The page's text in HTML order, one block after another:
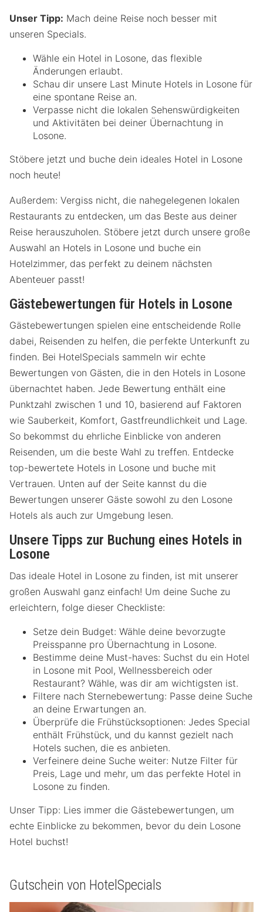
Unser Tipp: Mach deine Reise noch besser mit
unseren Specials.
Wähle ein Hotel in Losone, das flexible
Änderungen erlaubt.
Schau dir unsere Last Minute Hotels in Losone für
eine spontane Reise an.
Verpasse nicht die lokalen Sehenswürdigkeiten
und Aktivitäten bei deiner Übernachtung in
Losone.
Stöbere jetzt und buche dein ideales Hotel in Losone
noch heute!
Außerdem: Vergiss nicht, die nahegelegenen lokalen
Restaurants zu entdecken, um das Beste aus deiner
Reise herauszuholen. Stöbere jetzt durch unsere große
Auswahl an Hotels in Losone und buche ein
Hotelzimmer, das perfekt zu deinem nächsten
Abenteuer passt!
Gästebewertungen für Hotels in Losone
Gästebewertungen spielen eine entscheidende Rolle
dabei, Reisenden zu helfen, die perfekte Unterkunft zu
finden. Bei HotelSpecials sammeln wir echte
Bewertungen von Gästen, die in den Hotels in Losone
übernachtet haben. Jede Bewertung enthält eine
Punktzahl zwischen 1 und 10, basierend auf Faktoren
wie Sauberkeit, Komfort, Gastfreundlichkeit und Lage.
So bekommst du ehrliche Einblicke von anderen
Reisenden, um die beste Wahl zu treffen. Entdecke
top-bewertete Hotels in Losone und buche mit
Vertrauen. Unten auf der Seite kannst du die
Bewertungen unserer Gäste sowohl zu den Losone
Hotels als auch zur Umgebung lesen.
Unsere Tipps zur Buchung eines Hotels in
Losone
Das ideale Hotel in Losone zu finden, ist mit unserer
großen Auswahl ganz einfach! Um deine Suche zu
erleichtern, folge dieser Checkliste:
Setze dein Budget: Wähle deine bevorzugte
Preisspanne pro Übernachtung in Losone.
Bestimme deine Must-haves: Suchst du ein Hotel
in Losone mit Pool, Wellnessbereich oder
Restaurant? Wähle, was dir am wichtigsten ist.
Filtere nach Sternebewertung: Passe deine Suche
an deine Erwartungen an.
Überprüfe die Frühstücksoptionen: Jedes Special
enthält Frühstück, und du kannst gezielt nach
Hotels suchen, die es anbieten.
Verfeinere deine Suche weiter: Nutze Filter für
Preis, Lage und mehr, um das perfekte Hotel in
Losone zu finden.
Unser Tipp: Lies immer die Gästebewertungen, um
echte Einblicke zu bekommen, bevor du dein Losone
Hotel buchst!
Gutschein von HotelSpecials